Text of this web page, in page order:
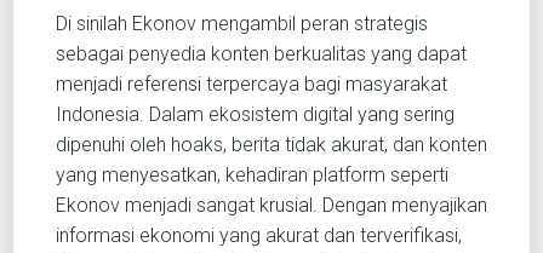
Di sinilah Ekonov mengambil peran strategis
sebagai penyedia konten berkualitas yang dapat
menjadi referensi terpercaya bagi masyarakat
Indonesia. Dalam ekosistem digital yang sering
dipenuhi oleh hoaks, berita tidak akurat, dan konten
yang menyesatkan, kehadiran platform seperti
Ekonov menjadi sangat krusial. Dengan menyajikan
informasi ekonomi yang akurat dan terverifikasi,